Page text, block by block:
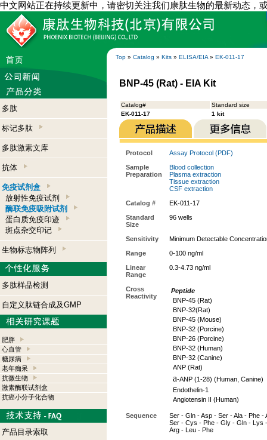
中文网站正在持续更新中，请密切关注我们康肽生物的最新动态，
Top » Catalog » Kits » ELISA/EIA » EK-011-17
多肽
标记多肽
多肽激素文库
抗体
免疫试剂盒
放射性免疫试剂
酶联免疫吸附试剂
蛋白质免疫印迹
斑点杂交印记
生物标志物阵列
多肽样品检测
自定义肽链合成及GMP
肥胖
心血管
糖尿病
老年痴呆
抗微生物
激素酶联试剂盒
抗癌小分子化合物
产品目录索取
BNP-45 (Rat) - EIA Kit
Catalog#
Standard size
EK-011-17
1 kit
Protocol
Assay Protocol (PDF)
Sample
Preparation
Blood collection
Plasma extraction
Tissue extraction
CSF extraction
Catalog #
EK-011-17
Standard
Size
96 wells
Sensitivity
Minimum Detectable
Range
0-100 ng/ml
Linear
Range
0.3-4.73 ng/ml
Cross
Reactivity
Peptide
BNP-45 (Rat)
BNP-32(Rat)
BNP-45 (Mouse)
BNP-32 (Porcine)
BNP-26 (Porcine)
BNP-32 (Human)
BNP-32 (Canine)
ANP (Rat)
a-ANP (1-28) (Human, Canine)
Endothelin-1
Angiotensin II (Human)
Sequence
Ser - Gln - Asp - Ser - Ala - Phe
Ser - Cys - Phe - Gly - Gln - Lys
Arg - Leu - Phe